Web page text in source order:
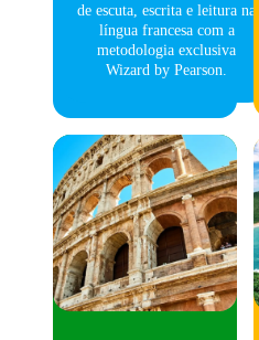
de escuta, escrita e leitura na
língua francesa com a
metodologia exclusiva
Wizard by Pearson.